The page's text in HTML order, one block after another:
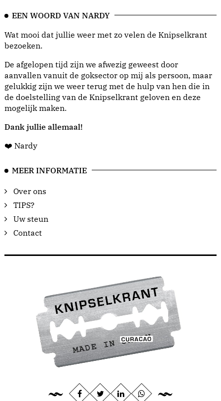
EEN WOORD VAN NARDY
Wat mooi dat jullie weer met zo velen de Knipselkrant
bezoeken.
De afgelopen tijd zijn we afwezig geweest door
aanvallen vanuit de goksector op mij als persoon, maar
gelukkig zijn we weer terug met de hulp van hen die in
de doelstelling van de Knipselkrant geloven en deze
mogelijk maken.
Dank jullie allemaal!
❤️ Nardy
MEER INFORMATIE
Over ons
TIPS?
Uw steun
Contact